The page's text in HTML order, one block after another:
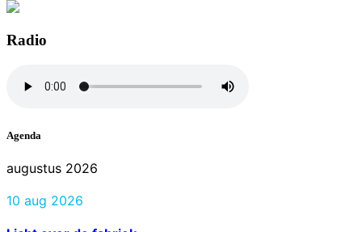
Radio
Agenda
augustus 2026
10 aug 2026